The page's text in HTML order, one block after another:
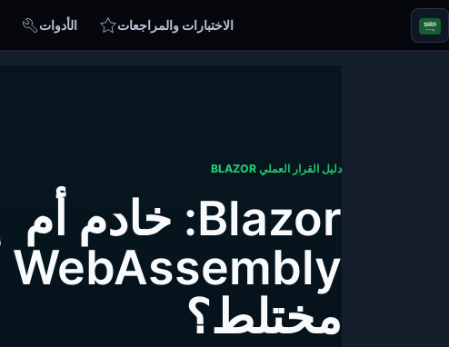
الأدوات الاختبارات والمراجعات
دليل القرار العملي BLAZOR
Blazor: خادم أم
مختلط؟